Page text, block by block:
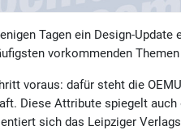
Tagen ein Design-
vorkommenden
voraus: dafür steht die
Diese Attribute spiegelt
sich das Leipziger